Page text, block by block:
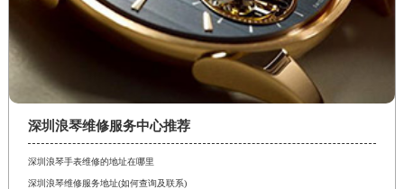
深圳浪琴维修服务中心推荐
深圳浪琴手表维修的地址在哪里
深圳浪琴维修服务地址(如何查询及联系)